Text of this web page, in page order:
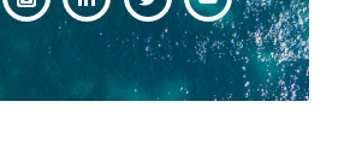
CHANGEMENT DE SEXE :
DES DEMANDES
TOUJOURS PLUS